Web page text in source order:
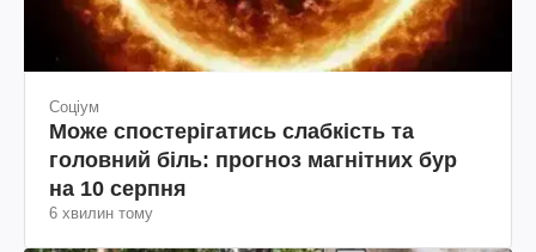
Соціум
Може спостерігатись слабкість та
головний біль: прогноз магнітних бур
на 10 серпня
6 хвилин тому